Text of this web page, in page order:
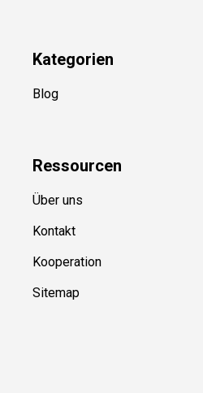
Kategorien
Blog
Ressourcen
Über uns
Kontakt
Kooperation
Sitemap